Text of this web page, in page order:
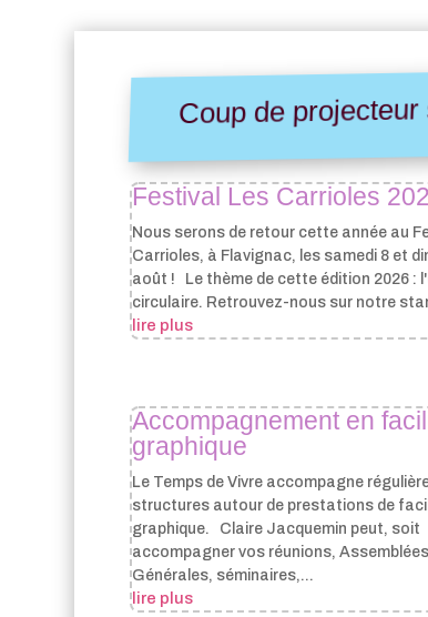
Coup de
Festival Les Carrioles
Nous serons de retour cette année au
Carrioles, à Flavignac, les samedi 8 et
août ! Le thème de cette édition 2026 :
circulaire. Retrouvez-nous sur notre
lire plus
Accompagnement en
graphique
Le Temps de Vivre accompagne
structures autour de prestations de
graphique. Claire Jacquemin peut, soit
accompagner vos réunions, Assemblées
Générales, séminaires,...
lire plus